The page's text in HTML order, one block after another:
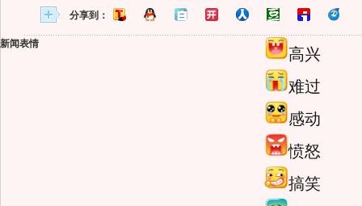
分享到：
新闻表情
高兴
难过
感动
愤怒
搞笑